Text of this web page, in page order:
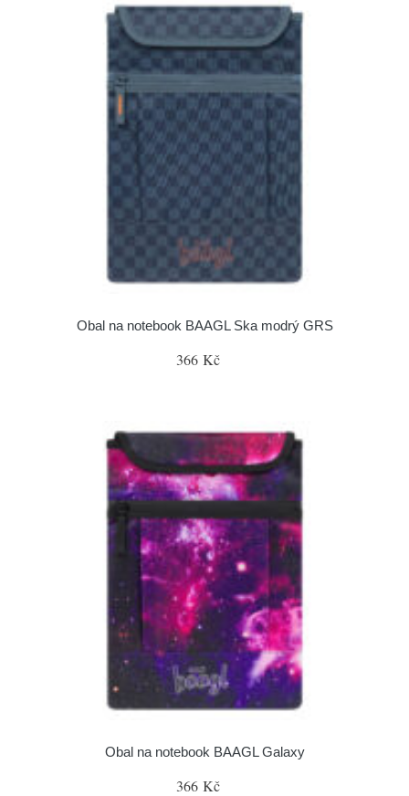
Obal na notebook BAAGL Ska modrý GRS
366 Kč
Obal na notebook BAAGL Galaxy
366 Kč